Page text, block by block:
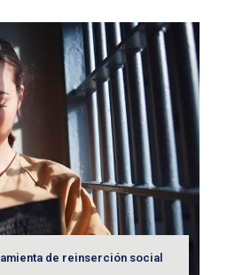
de reinserción social